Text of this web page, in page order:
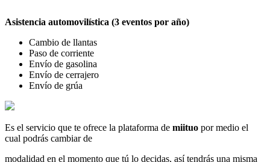
Asistencia automovilística (3 eventos por año)
Cambio de llantas
Paso de corriente
Envío de gasolina
Envío de cerrajero
Envío de grúa
Es el servicio que te ofrece la plataforma de miituo por medio el
cual podrás cambiar de
modalidad en el momento que tú lo decidas, así tendrás una misma